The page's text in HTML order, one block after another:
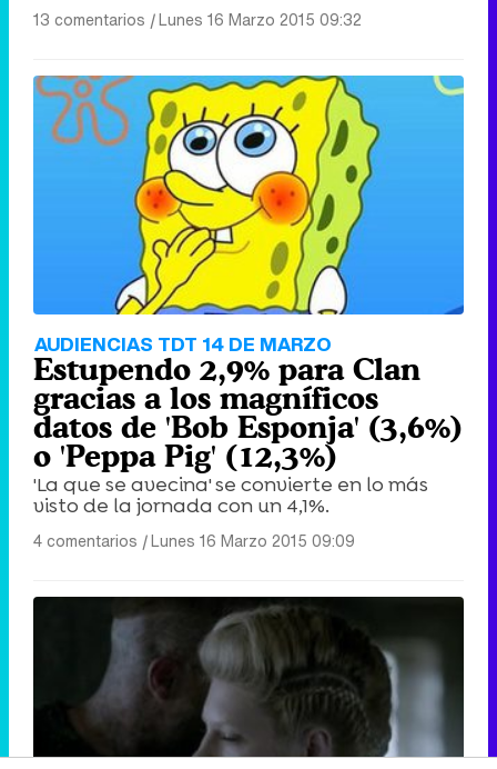
13 comentarios |Lunes 16 Marzo 2015 09:32
AUDIENCIAS TDT 14 DE MARZO
Estupendo 2,9% para Clan
gracias a los magníficos
datos de 'Bob Esponja' (3,6%)
o 'Peppa Pig' (12,3%)
'La que se avecina' se convierte en lo más
visto de la jornada con un 4,1%.
4 comentarios |Lunes 16 Marzo 2015 09:09